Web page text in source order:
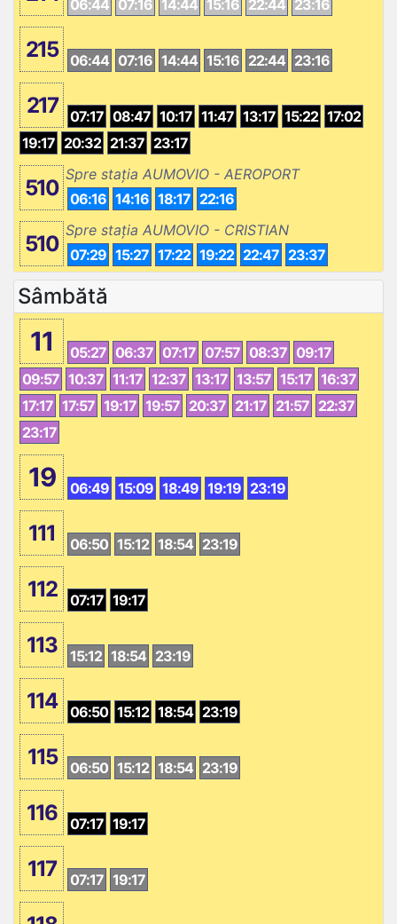
06:44 07:16 14:44 15:16 22:44 23:16
215 06:44 07:16 14:44 15:16 22:44 23:16
217 07:17 08:47 10:17 11:47 13:17 15:22 17:02
19:17 20:32 21:37 23:17
510
Spre stația AUMOVIO - AEROPORT
06:16 14:16 18:17 22:16
510
Spre stația AUMOVIO - CRISTIAN
07:29 15:27 17:22 19:22 22:47 23:37
Sâmbătă
11 05:27 06:37 07:17 07:57 08:37 09:17
09:57 10:37 11:17 12:37 13:17 13:57 15:17 16:37
17:17 17:57 19:17 19:57 20:37 21:17 21:57 22:37
23:17
19 06:49 15:09 18:49 19:19 23:19
111 06:50 15:12 18:54 23:19
112 07:17 19:17
113 15:12 18:54 23:19
114 06:50 15:12 18:54 23:19
115 06:50 15:12 18:54 23:19
116 07:17 19:17
117 07:17 19:17